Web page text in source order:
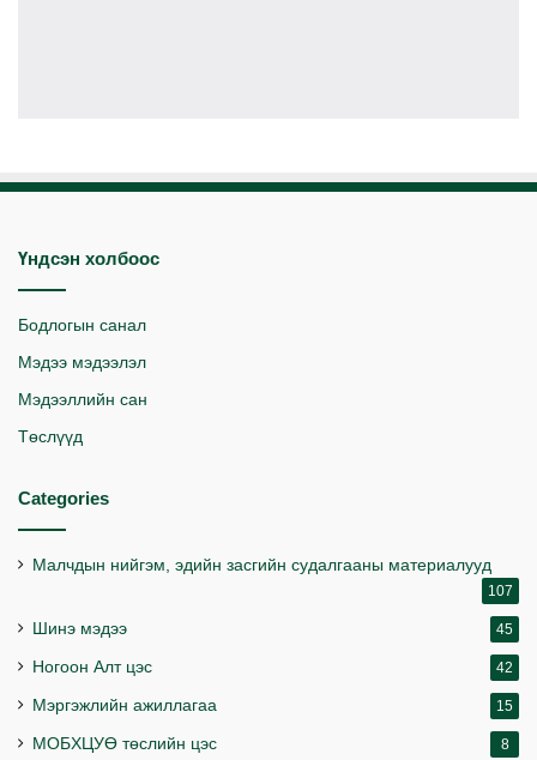
Үндсэн холбоос
Бодлогын санал
Мэдээ мэдээлэл
Мэдээллийн сан
Төслүүд
Categories
Малчдын нийгэм, эдийн засгийн судалгааны материалууд
107
Шинэ мэдээ 45
Ногоон Алт цэс 42
Мэргэжлийн ажиллагаа 15
МОБХЦУӨ төслийн цэс 8